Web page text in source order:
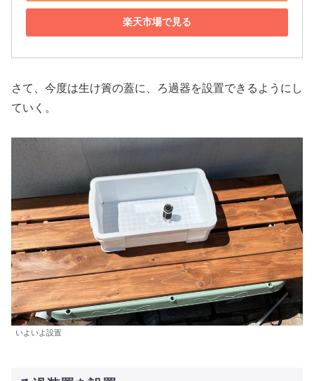
楽天市場で見る
さて、今度は生け簀の蓋に、ろ過器を設置できるようにし
ていく。
いよいよ設置